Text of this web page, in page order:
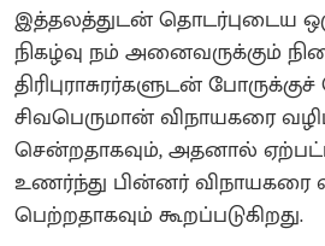
இத்தலத்துடன் தொடர்புடைய
நிகழ்வு நம் அனைவருக்கும்
திரிபுராசுரர்களுடன்
சிவபெருமான் விநாயகரை
சென்றதாகவும், அதனால்
உணர்ந்து பின்னர் விநாயகரை
பெற்றதாகவும் கூறப்படுகிறது.